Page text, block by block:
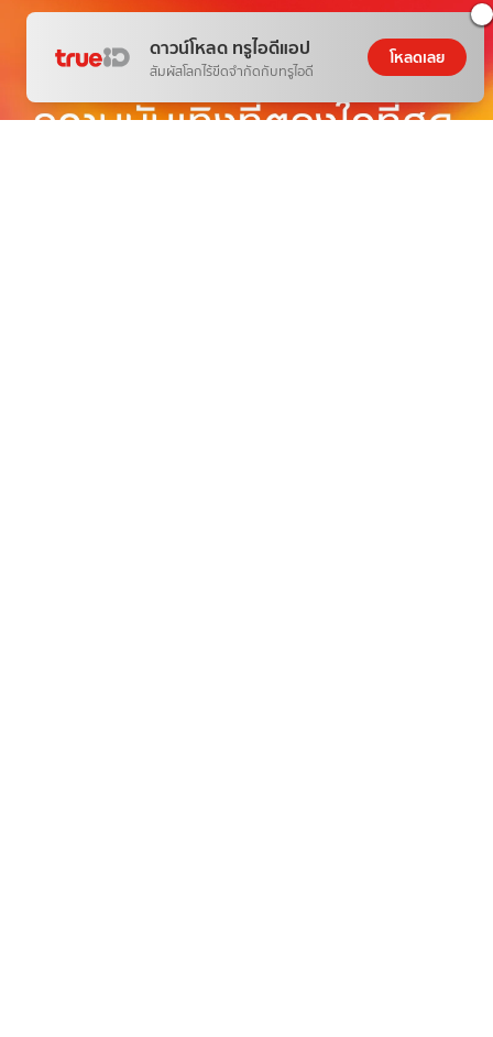
ดาวน์โหลด ทรูไอดีแอป
สัมผัสโลกไร้ขีดจำกัดกับทรูไอดี
โหลดเลย